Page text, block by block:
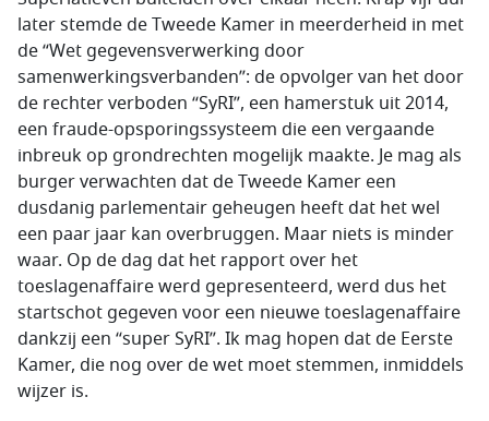
later stemde de Tweede Kamer in meerderheid in met
de “Wet gegevensverwerking door
samenwerkingsverbanden”: de opvolger van het door
de rechter verboden “SyRI”, een hamerstuk uit 2014,
een fraude-opsporingssysteem die een vergaande
inbreuk op grondrechten mogelijk maakte. Je mag als
burger verwachten dat de Tweede Kamer een
dusdanig parlementair geheugen heeft dat het wel
een paar jaar kan overbruggen. Maar niets is minder
waar. Op de dag dat het rapport over het
toeslagenaffaire werd gepresenteerd, werd dus het
startschot gegeven voor een nieuwe toeslagenaffaire
dankzij een “super SyRI”. Ik mag hopen dat de Eerste
Kamer, die nog over de wet moet stemmen, inmiddels
wijzer is.